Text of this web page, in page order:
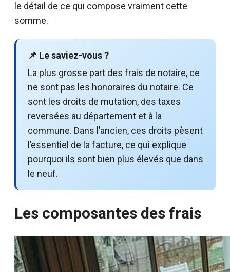
le détail de ce qui compose vraiment cette
somme.
📌 Le saviez-vous ?
La plus grosse part des frais de notaire, ce
ne sont pas les honoraires du notaire. Ce
sont les droits de mutation, des taxes
reversées au département et à la
commune. Dans l’ancien, ces droits pèsent
l’essentiel de la facture, ce qui explique
pourquoi ils sont bien plus élevés que dans
le neuf.
Les composantes des frais